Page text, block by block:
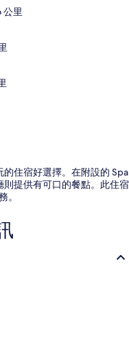
公里
住宿好選擇。在附設的 Spa
提供有可口的餐點。此住宿
。